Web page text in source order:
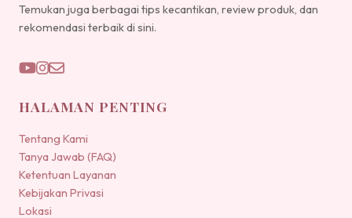
Temukan juga berbagai tips kecantikan, review produk, dan
rekomendasi terbaik di sini.
HALAMAN PENTING
Tentang Kami
Tanya Jawab (FAQ)
Ketentuan Layanan
Kebijakan Privasi
Lokasi